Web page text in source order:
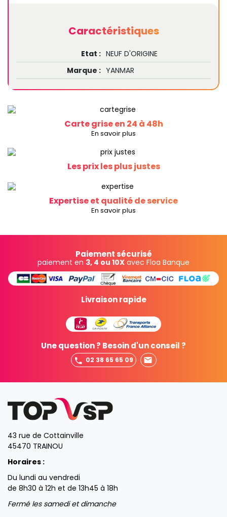
Caractéristiques
Etat : NEUF D'ORIGINE
Marque : YANMAR
Carte grise en 24 à 48h
En savoir plus
Les prix les plus justes
Expertise et qualité de service
En savoir plus
Paiement sécurisé
paiement en 3, 4 ou 10X avec Floa Banque
Livraison rapide
Une question ? Besoin d'un conseil ?
02 38 65 65 09
43 rue de Cottainville
45470 TRAINOU
Horaires :
Du lundi au vendredi
de 8h30 à 12h et de 13h45 à 18h
Fermé les samedi et dimanche